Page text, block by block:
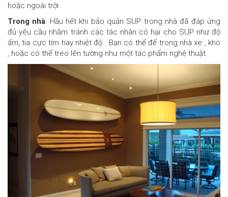
hoặc ngoài trời
Trong nhà: Hầu hết khi bảo quản SUP trong nhà đã đáp ứng
đủ yêu cầu nhằm tránh các tác nhân có hại cho SUP như độ
ẩm, tia cực tím hay nhiệt độ . Bạn có thể để trong nhà xe , kho
, hoặc có thể treo lên tường như một tác phẩm nghệ thuật.